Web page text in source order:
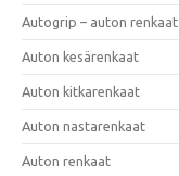
Autogrip – auton renkaat
Auton kesärenkaat
Auton kitkarenkaat
Auton nastarenkaat
Auton renkaat